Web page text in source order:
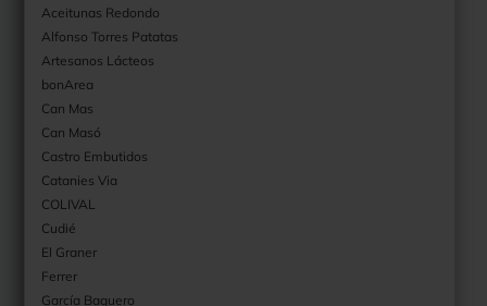
Aceitunas Redondo
Alfonso Torres Patatas
Artesanos Lácteos
bonArea
Can Mas
Can Masó
Castro Embutidos
Catanies Via
COLIVAL
Cudié
El Graner
Ferrer
García Baquero